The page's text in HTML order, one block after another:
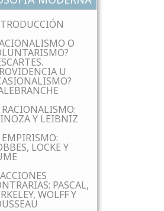
O
U
RACIONALISMO:
Y LEIBNIZ
EMPIRISMO:
LOCKE Y
PASCAL,
WOLFF Y